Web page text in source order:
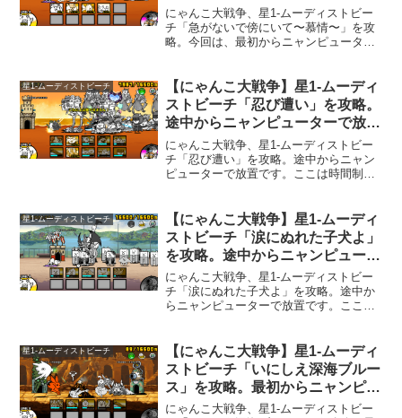
ャンピューターで放置。
にゃんこ大戦争、星1-ムーディストビー
チ「急がないで傍にいて〜慕情〜」を攻
略。今回は、最初からニャンピューター
強めの「ぶんぶん先生」、「ブラックブ
ンブン」、「赤井ブン太郎」が出てきま
す。ゾンビは骨の状態なら倒した事にな
らないようなので、ゾンビキラーを使わ
ずに攻め、大量のネコキョンシーとネコ
キュゥべえで城を破壊しました。
星1-ムーディストビーチ
【にゃんこ大戦争】星1-ムーディ
ストビーチ「忍び遭い」を攻略。
途中からニャンピューターで放
置。
にゃんこ大戦争、星1-ムーディストビー
チ「忍び遭い」を攻略。途中からニャン
ピューターで放置です。ここは時間制限
出てきます。登場する敵自体に厄介な奴
はいないので、素早く敵を倒して城を早
く破壊すれば良いだけです。暗黒嬢の本
能の波動攻撃が大変便利でした。凄い速
さで波動出しまくります。
星1-ムーディストビーチ
【にゃんこ大戦争】星1-ムーディ
ストビーチ「涙にぬれた子犬よ」
を攻略。途中からニャンピュータ
ーで放置。
にゃんこ大戦争、星1-ムーディストビー
チ「涙にぬれた子犬よ」を攻略。途中か
らニャンピューターで放置です。ここは
いのに気づくまで時間が掛かってしまい
ました。敵城の体力がとても少ないの
で、一撃で城を破壊してクリアするタイ
プのステージです。一撃で城を破壊しな
いと、大量の「テバムラサキホネツバ
星1-ムーディストビーチ
【にゃんこ大戦争】星1-ムーディ
ストビーチ「いにしえ深海ブルー
ス」を攻略。最初からニャンピュ
ーターで放置。
にゃんこ大戦争、星1-ムーディストビー